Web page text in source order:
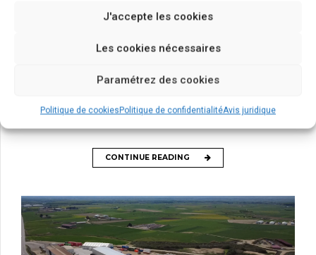
J'accepte les cookies
Les cookies nécessaires
Paramétrez des cookies
Politique de cookiesPolitique de confidentialitéAvis juridique
manipuler.
CONTINUE READING